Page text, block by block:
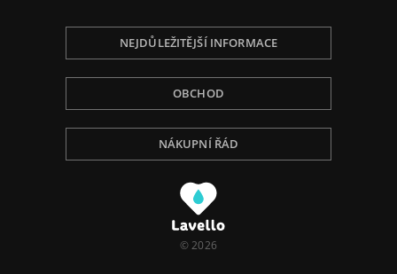
NEJDŮLEŽITĚJŠÍ INFORMACE
OBCHOD
NÁKUPNÍ ŘÁD
© 2026
Používáme Cookies, abychom Vám poskytli tu
nejlepší zkušenost při procházení, přizpůsobili
obsah na stránce, analyzovali návštěvnost a ukázali
Vám relevantní reklamu. Pro více informací navštivte
naší Politiku ochrany osobních údajů.